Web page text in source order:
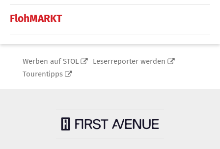
FlohMARKT
Werben auf STOL
Leserreporter werden
Tourentipps